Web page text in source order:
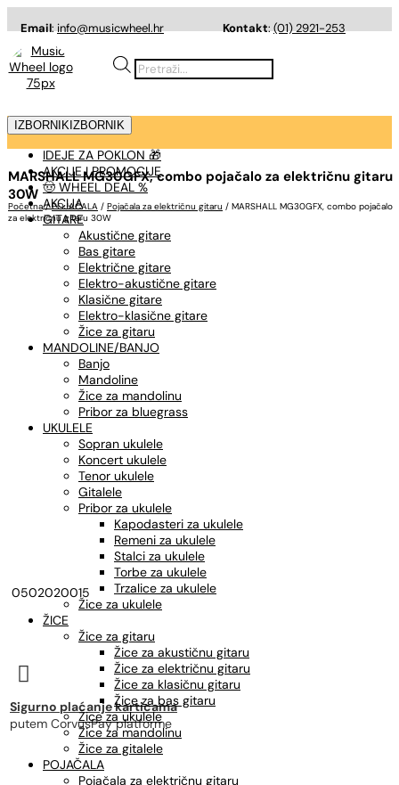
Email:info@musicwheel.hr Kontakt:(01) 2921-253
Products
search
IZBORNIK IZBORNIK
IDEJE ZA POKLON 🎁
AKCIJE I PROMOCIJE
🤠 WHEEL DEAL %
AKCIJA
GITARE
Akustične gitare
Bas gitare
Električne gitare
Elektro-akustične gitare
Klasične gitare
Elektro-klasične gitare
Žice za gitaru
MANDOLINE/BANJO
Banjo
Mandoline
Žice za mandolinu
Pribor za bluegrass
UKULELE
Sopran ukulele
Koncert ukulele
Tenor ukulele
Gitalele
Pribor za ukulele
Kapodasteri za ukulele
Remeni za ukulele
Stalci za ukulele
Torbe za ukulele
Trzalice za ukulele
Žice za ukulele
ŽICE
Žice za gitaru
Žice za akustičnu gitaru
Žice za električnu gitaru
Žice za klasičnu gitaru
Žice za bas gitaru
Žice za ukulele
Žice za mandolinu
Žice za gitalele
POJAČALA
Pojačala za električnu gitaru
MARSHALL MG30GFX, combo pojačalo za električnu gitaru
30W
Početna/POJAČALA / Pojačala za električnu gitaru / MARSHALL MG30GFX, combo pojačalo
za električnu gitaru 30W
0502020015

Sigurno plaćanje karticama
putem CorvusPay platforme